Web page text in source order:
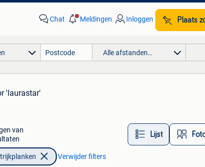
Chat Meldingen Inloggen Plaats
Alle afstanden…
'laurastar'
van
Lijst
Verwijder filters